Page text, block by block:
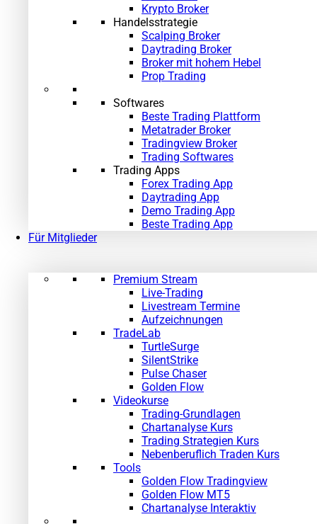
Krypto Broker
Handelsstrategie
Scalping Broker
Daytrading Broker
Broker mit hohem Hebel
Prop Trading
Softwares
Beste Trading Plattform
Metatrader Broker
Tradingview Broker
Trading Softwares
Trading Apps
Forex Trading App
Daytrading App
Demo Trading App
Beste Trading App
Für Mitglieder
Premium Stream
Live-Trading
Livestream Termine
Aufzeichnungen
TradeLab
TurtleSurge
SilentStrike
Pulse Chaser
Golden Flow
Videokurse
Trading-Grundlagen
Chartanalyse Kurs
Trading Strategien Kurs
Nebenberuflich Traden Kurs
Tools
Golden Flow Tradingview
Golden Flow MT5
Chartanalyse Interaktiv